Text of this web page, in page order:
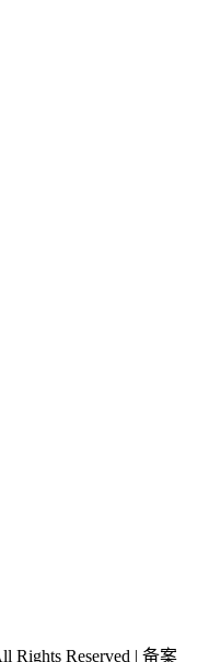
Rights Reserved | 备案